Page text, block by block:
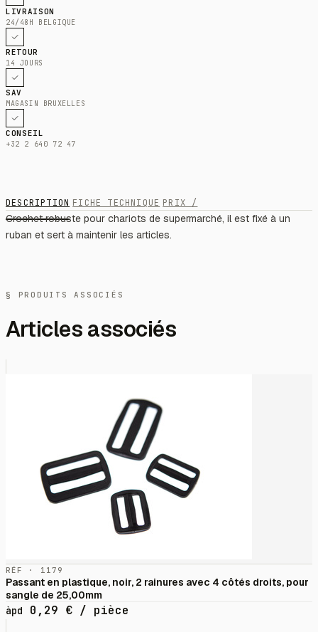
LIVRAISON
24/48H BELGIQUE
RETOUR
14 JOURS
SAV
MAGASIN BRUXELLES
CONSEIL
+32 2 640 72 47
DESCRIPTION FICHE TECHNIQUE PRIX /
Crochet robuste pour chariots de supermarché, il est fixé à un
ruban et sert à maintenir les articles.
§ PRODUITS ASSOCIÉS
Articles associés
RÉF · 1179
Passant en plastique, noir, 2 rainures avec 4 côtés droits, pour
sangle de 25,00mm
àpd
0,29 € / pièce